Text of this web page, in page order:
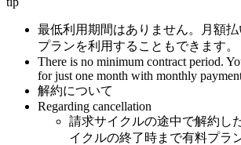
最低利用期間はありません。月額
プランを利用することもできます。
There is no minimum contract period.
for just one month with monthly
解約について
Regarding cancellation
請求サイクルの途中で解約し
イクルの終了時まで有料プラ